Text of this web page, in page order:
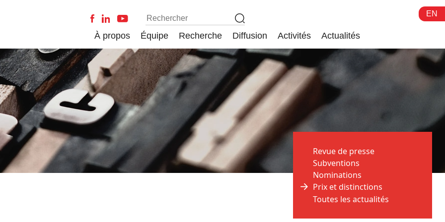
EN
À propos Équipe Recherche Diffusion Activités Actualités
Revue de presse
Subventions
Nominations
Prix et distinctions
Toutes les actualités